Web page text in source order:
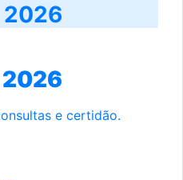
2026
2026
e certidão.